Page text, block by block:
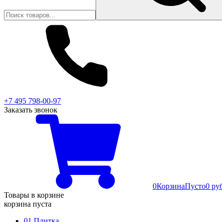
+7 495 798-00-97
Заказать звонок
0КорзинаПусто0
Товары в корзине
корзина пуста